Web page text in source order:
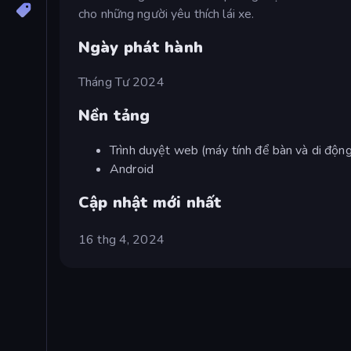
cho những người yêu thích lái xe.
Ngày phát hành
Tháng Tư 2024
Nền tảng
Trình duyệt web (máy tính để bàn và di
Android
Cập nhật mới nhất
16 thg 4, 2024